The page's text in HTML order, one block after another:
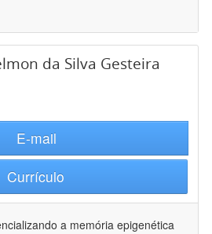
da Silva Gesteira
E-mail
Currículo
a memória epigenética